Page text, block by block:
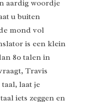
aardig woordje
u buiten
mond vol
is een klein
80 talen in
Travis
taal, laat je
iets zeggen en